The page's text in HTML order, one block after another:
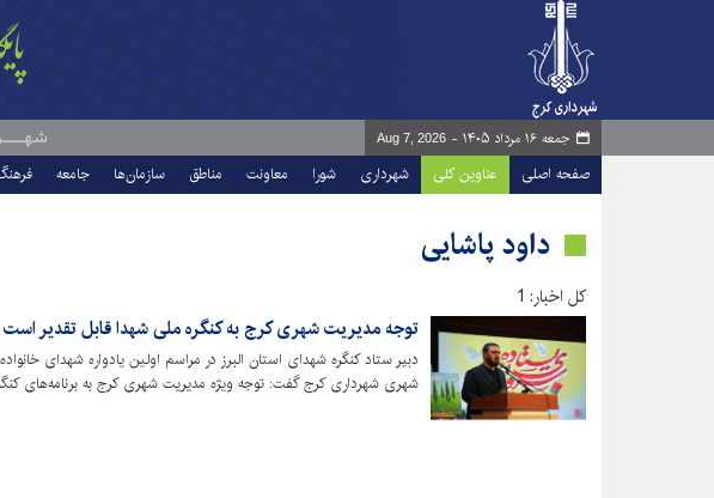
جمعه ۱۶ مرداد ۱۴۰۵ - Aug 7, 2026
صفحه اصلی عناوین کلی شهرداری شورا معاونت مناطق سازمان‌ها جامعه
داود پاشایی
کل اخبار: 1
توجه مدیریت شهری کرج به کنگره ملی شهدا قابل تقدیر است
دبیر ستاد کنگره شهدای استان البرز در مراسم اولین یادواره شهدای